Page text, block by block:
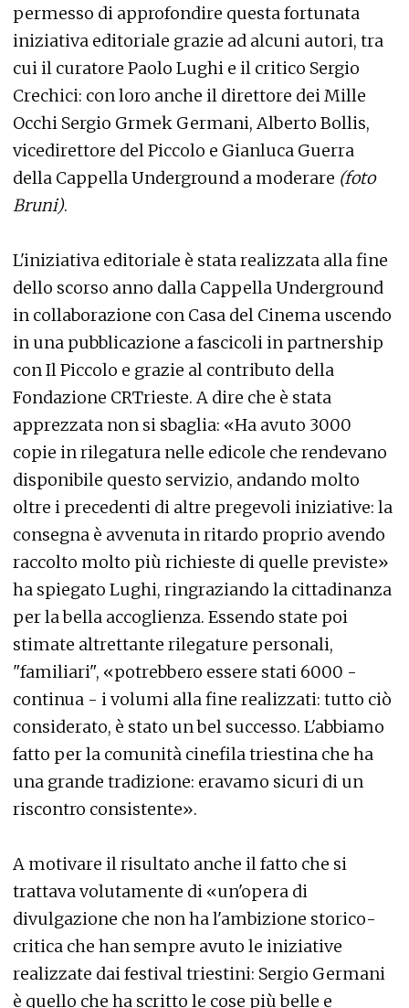
permesso di approfondire questa fortunata
iniziativa editoriale grazie ad alcuni autori, tra
cui il curatore Paolo Lughi e il critico Sergio
Crechici: con loro anche il direttore dei Mille
Occhi Sergio Grmek Germani, Alberto Bollis,
vicedirettore del Piccolo e Gianluca Guerra
della Cappella Underground a moderare (foto
Bruni).
L'iniziativa editoriale è stata realizzata alla fine
dello scorso anno dalla Cappella Underground
in collaborazione con Casa del Cinema uscendo
in una pubblicazione a fascicoli in partnership
con Il Piccolo e grazie al contributo della
Fondazione CRTrieste. A dire che è stata
apprezzata non si sbaglia: «Ha avuto 3000
copie in rilegatura nelle edicole che rendevano
disponibile questo servizio, andando molto
oltre i precedenti di altre pregevoli iniziative: la
consegna è avvenuta in ritardo proprio avendo
raccolto molto più richieste di quelle previste»
ha spiegato Lughi, ringraziando la cittadinanza
per la bella accoglienza. Essendo state poi
stimate altrettante rilegature personali,
"familiari", «potrebbero essere stati 6000 -
continua - i volumi alla fine realizzati: tutto ciò
considerato, è stato un bel successo. L'abbiamo
fatto per la comunità cinefila triestina che ha
una grande tradizione: eravamo sicuri di un
riscontro consistente».
A motivare il risultato anche il fatto che si
trattava volutamente di «un'opera di
divulgazione che non ha l'ambizione storico-
critica che han sempre avuto le iniziative
realizzate dai festival triestini: Sergio Germani
è quello che ha scritto le cose più belle e